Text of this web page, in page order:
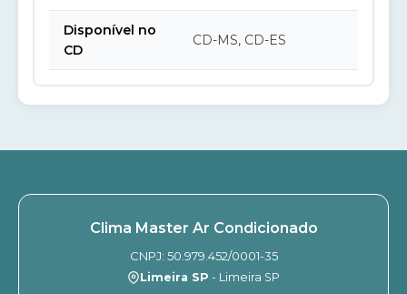
Disponível no
CD
CD-MS, CD-ES
Clima Master Ar Condicionado
CNPJ: 50.979.452/0001-35
Limeira SP - Limeira SP